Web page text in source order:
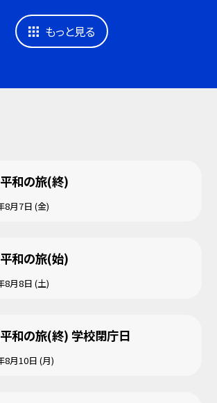
もっと見る
和の旅(終)
8月7日 (金)
和の旅(始)
8月8日 (土)
和の旅(終) 学校閉庁日
8月10日 (月)